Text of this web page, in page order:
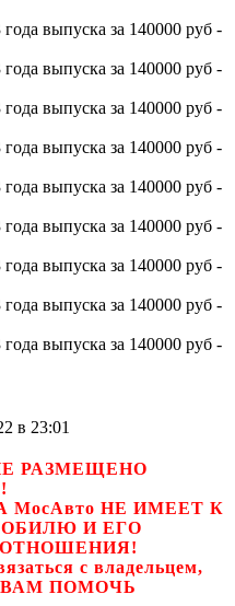
в 23:01
РАЗМЕЩЕНО
НЕ ИМЕЕТ К
И ЕГО
с владельцем,
ПОМОЧЬ